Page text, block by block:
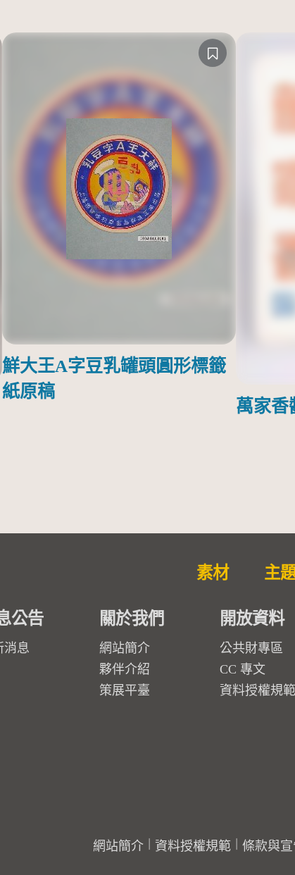
鮮大王A字豆乳罐頭圓形標籤
紙原稿
萬家香
素材 主
公告
消息
關於我們
網站簡介
夥伴介紹
策展平臺
開放資料
公共財專區
CC 專文
資料授權規範
網站簡介 資料授權規範 條款與宣